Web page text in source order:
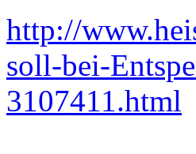
http://
soll-bei-
3107411.html